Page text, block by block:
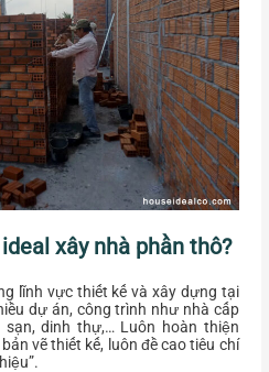
xây nhà phần thô?
lĩnh vực thiết kế và xây dựng tại
dự án, công trình như nhà cấp
dinh thự,… Luôn hoàn thiện
vẽ thiết kế, luôn đề cao tiêu chí